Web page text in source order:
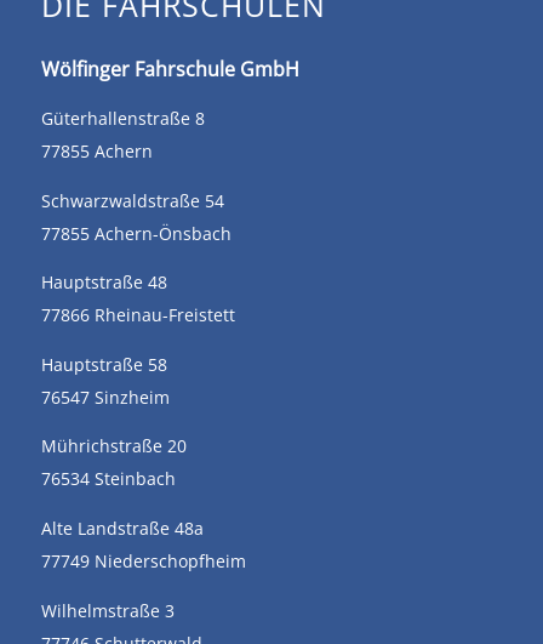
Wölfinger Fahrschule GmbH
Güterhallenstraße 8
77855 Achern
Schwarzwaldstraße 54
77855 Achern-Önsbach
Hauptstraße 48
77866 Rheinau-Freistett
Hauptstraße 58
76547 Sinzheim
Mührichstraße 20
76534 Steinbach
Alte Landstraße 48a
77749 Niederschopfheim
Wilhelmstraße 3